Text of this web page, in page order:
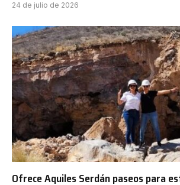
24 de julio de 2026
Ofrece Aquiles Serdán paseos para